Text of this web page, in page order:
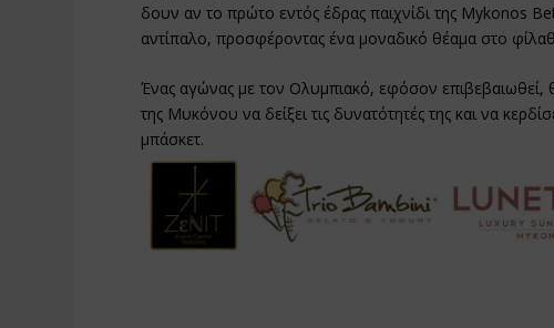
δουν αν το πρώτο εντός έδρας παιχνίδι της Mykonos
αντίπαλο, προσφέροντας ένα μοναδικό θέαμα στο
Ένας αγώνας με τον Ολυμπιακό, εφόσον επιβεβαιωθεί,
της Μυκόνου να δείξει τις δυνατότητές της και να
μπάσκετ.